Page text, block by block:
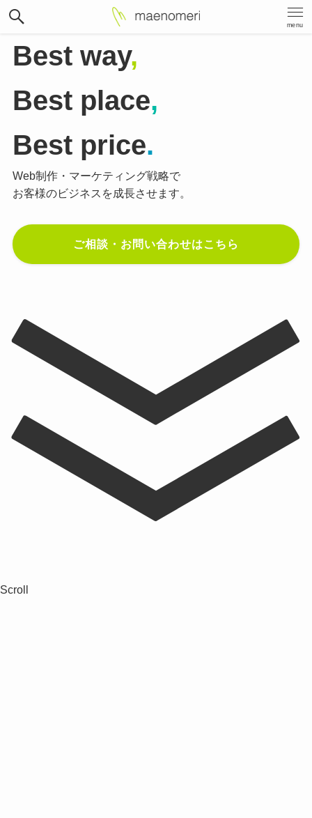
menu
Best way,
Best place,
Best price.
Web制作・マーケティング戦略で
お客様のビジネスを成長させます。
ご相談・お問い合わせはこちら
Scroll